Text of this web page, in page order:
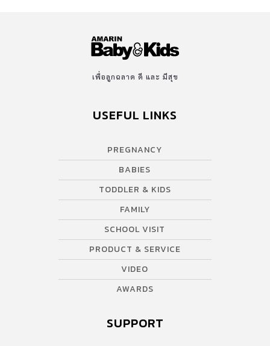
เพื่อลูกฉลาด ดี และ มีสุข
USEFUL LINKS
PREGNANCY
BABIES
TODDLER & KIDS
FAMILY
SCHOOL VISIT
PRODUCT & SERVICE
VIDEO
AWARDS
SUPPORT